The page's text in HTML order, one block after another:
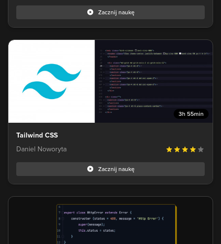
Zacznij naukę
3h 55min
Tailwind CSS
Daniel Noworyta
Zacznij naukę